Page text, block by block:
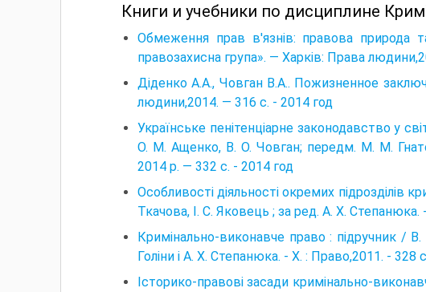
Книги и учебники по дисциплине
Обмеження прав в'язнів: правова природа
правозахисна група». — Харків: Права
Діденко А.А., Човган В.А.. Пожизненное
людини,2014. — 316 с. - 2014 год
Українське пенітенціарне законодавство у
О. М. Ащен­ко, В. О. Човган; передм. М. М.
2014 р. — 332 с. - 2014 год
Особливості діяльності окремих підрозділів
Ткачова, І. С. Яковець ; за ред. А. X.
Кримінально-виконавче право : підручник /
Голіни і А. Х. Сте­панюка. - Х. : Право,2011. - 328
Історико-правові засади кримінально-